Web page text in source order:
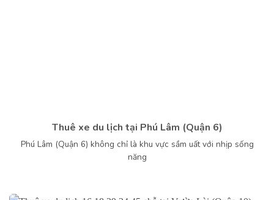
Thuê xe du lịch tại Phú Lâm (Quận 6)
Phú Lâm (Quận 6) không chỉ là khu vực sầm uất với nhịp sống
năng